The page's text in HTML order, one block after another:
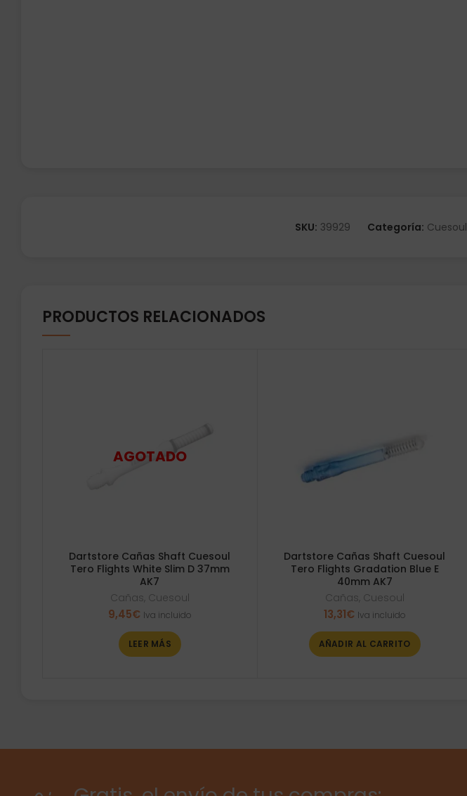
SKU: 39929 Categoría: Cuesoul
PRODUCTOS RELACIONADOS
Dartstore Cañas Shaft Cuesoul
Tero Flights White Slim D 37mm
AK7
Cañas, Cuesoul
9,45€ Iva incluido
LEER MÁS
Dartstore Cañas Shaft Cuesoul
Tero Flights Gradation Blue E
40mm AK7
Cañas, Cuesoul
13,31€ Iva incluido
AÑADIR AL CARRITO